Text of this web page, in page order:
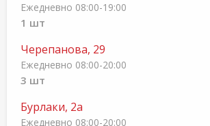
Ежедневно 08:00-19:00
1 шт
Черепанова, 29
Ежедневно 08:00-20:00
3 шт
Бурлаки, 2а
Ежедневно 08:00-20:00